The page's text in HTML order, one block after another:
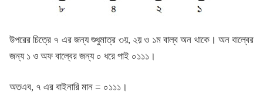
উপরের চিত্রে ৭ এর জন্য শুধুমাত্র ৩য়, ২য় ও ১ম বাল্ব অন থাকে। অন বাল্বের
জন্য ১ ও অফ বাল্বের জন্য ০ ধরে পাই ০১১১।
অতএব, ৭ এর বাইনারি মান = ০১১১।